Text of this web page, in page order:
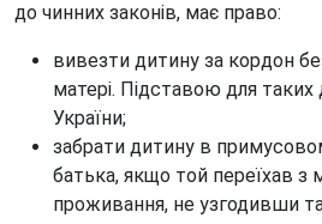
до чинних законів, має право:
вивезти дитину за кордон
матері. Підставою для таких
України;
забрати дитину в
батька, якщо той переїхав з
проживання, не узгодивши